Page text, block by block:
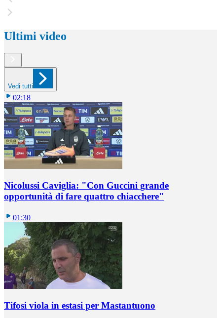
Ultimi video
Vedi tutti
02:18
Nicolussi Caviglia: "Con Guccini grande
opportunità di fare quattro chiacchere"
01:30
Tifosi viola in estasi per Mastantuono